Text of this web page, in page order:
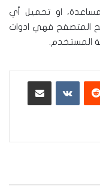
او تحميل أي
فتح المتصفح فهي ادوات
المستخدم.
‏VKontakte